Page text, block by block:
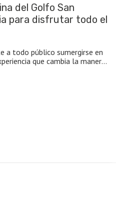
del Golfo San
para disfrutar todo el
a todo público sumergirse en
que cambia la manera
submarinas
excursiones especiales y